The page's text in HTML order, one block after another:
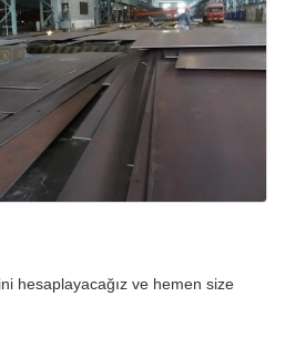
hesaplayacağız ve hemen size